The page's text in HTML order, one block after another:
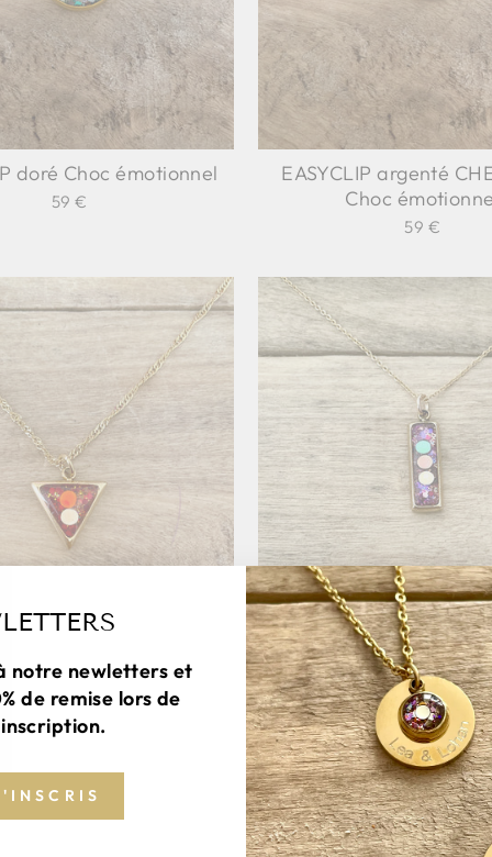
notre newletters et
de remise lors de
doré Choc émotionnel
59 €
EASYCLIP argenté
Choc
59 €
doré WAVY Choc
55 €
Collier simple doré
Choc
1
55 €